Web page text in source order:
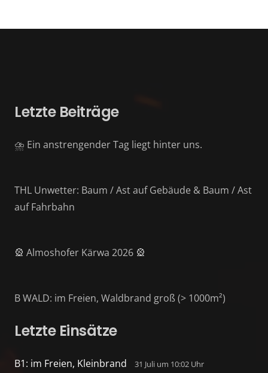
Letzte Beiträge
⛈️ Ein anstrengender Tag liegt hinter uns.
THL Unwetter: Baum / Ast auf Gebäude & Baum / Ast
auf Fahrbahn
🎡 Almoshofer Kärwa 2026 🎡
B WALD: im Freien, Waldbrand groß (> 1000m²)
Letzte Einsätze
B1: im Freien, Kleinbrand 31 Juli um 10:02 Uhr